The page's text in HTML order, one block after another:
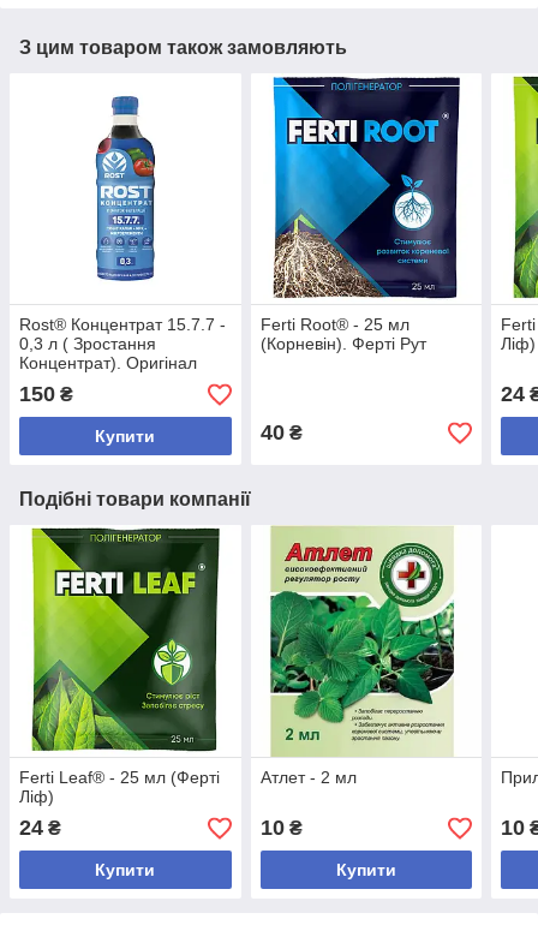
З цим товаром також замовляють
Rost® Концентрат 15.7.7 -
0,3 л ( Зростання
Концентрат). Оригінал
150 ₴
Купити
Ferti Root® - 25 мл
(Корневін). Ферті Рут
40₴
Ліф)
24
Подібні товари компанії
Ferti Leaf® - 25 мл (Ферті
Ліф)
24 ₴
Купити
Атлет - 2 мл
10₴
Купити
10